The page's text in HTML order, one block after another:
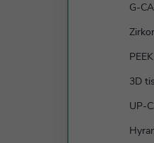
G-
PEEK
3D
UP-